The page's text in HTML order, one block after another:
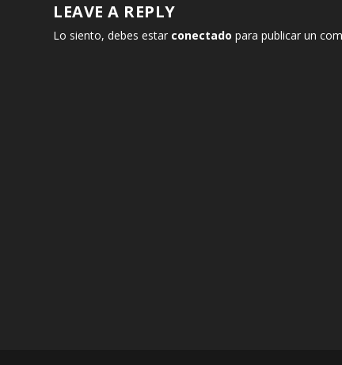
LEAVE A REPLY
Lo siento, debes estar conectado para publicar un